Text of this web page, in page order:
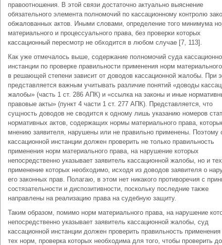
правоотношения. В этой связи достаточно актуально выяснение
обязательного элемента полномочий по кассационному контролю
обжалованных актов. Иными словами, определение того минимума
материального и процессуального права, без проверки которых
кассационный пересмотр не обходится в любом случае [7, 113].
Как уже отмечалось выше, содержание полномочий суда
инстанции по проверке правильности применения норм
в решающей степени зависит от доводов кассационной жалобы. При
представляется важным учитывать различие понятий «доводы
жалобы» (часть 1 ст. 286 АПК) и «ссылка на законы и иные
правовые акты» (пункт 4 части 1 ст. 277 АПК). Представляется, что
сущность доводов не сводится к одному лишь указанию номеров
нормативных актов, содержащих нормы материального права,
мнению заявителя, нарушены или не правильно применены. Поэтому
кассационной инстанции должен проверить не только правильность
применения норм материального права, на нарушение которых
непосредственно указывает заявитель кассационной жалобы, но и
применение которых необходимо, исходя из доводов заявителя о
его законных прав. Полагаю, в этом нет никакого противоречия с
состязательности и диспозитивности, поскольку последние также
направлены на реализацию права на судебную защиту.
Таким образом, помимо норм материального права, на нарушение
непосредственно указывает заявитель кассационной жалобы, суд
кассационной инстанции должен проверить правильность применения
тех норм, проверка которых необходима для того, чтобы проверить